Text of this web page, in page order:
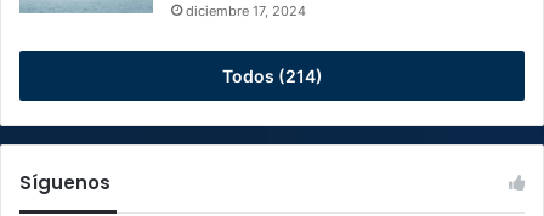
diciembre 17, 2024
Todos (214)
Síguenos